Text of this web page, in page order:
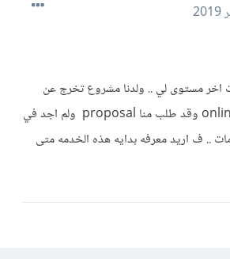
اخر مستوى لي .. ولدنا مشروع تخرج عن
online kak restuarant وقد طلب منا proposal ولم اجد في
.. ف اريد معرفه بدايه هذه الخدمه متى